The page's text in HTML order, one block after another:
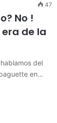
47
No !
de la
del
en…